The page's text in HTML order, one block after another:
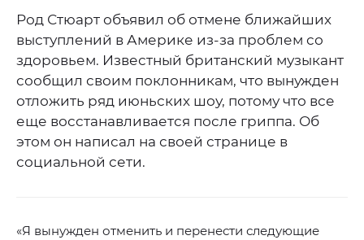
Род Стюарт объявил об отмене ближайших
выступлений в Америке из-за проблем со
здоровьем. Известный британский музыкант
сообщил своим поклонникам, что вынужден
отложить ряд июньских шоу, потому что все
еще восстанавливается после гриппа. Об
этом он написал на своей странице в
социальной сети.
«Я вынужден отменить и перенести следующие